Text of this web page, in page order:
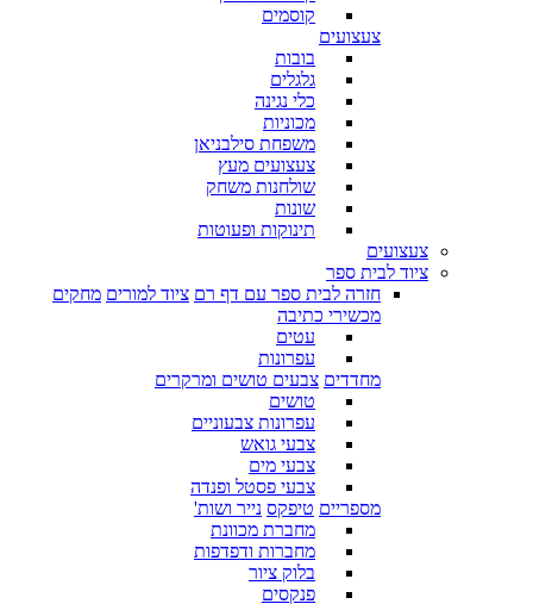
קוסמים
צעצועים
בובות
גלגלים
כלי נגינה
מכוניות
משפחת סילבניאן
צעצועים מעץ
שולחנות משחק
שונות
תינוקות ופעוטות
צעצועים
ציוד לבית ספר
חזרה לבית ספר עם דף רם ציוד למורים מחקים
מכשירי כתיבה
עטים
עפרונות
מחדדים צבעים טושים ומרקרים
טושים
עפרונות צבעוניים
צבעי גואש
צבעי מים
צבעי פסטל ופנדה
מספריים טיפקס נייר ושות'
מחברת מכוונת
מחברות ודפדפות
בלוק ציור
פנקסים